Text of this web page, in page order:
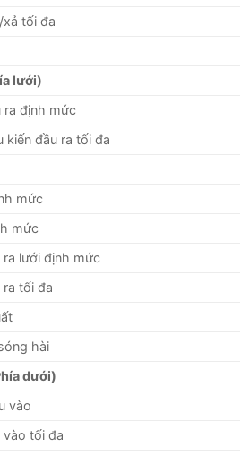
xả tối đa
lưới)
ra định mức
kiến đầu ra tối đa
mức
mức
ra lưới định mức
ra tối đa
hài
dưới)
vào
vào tối đa